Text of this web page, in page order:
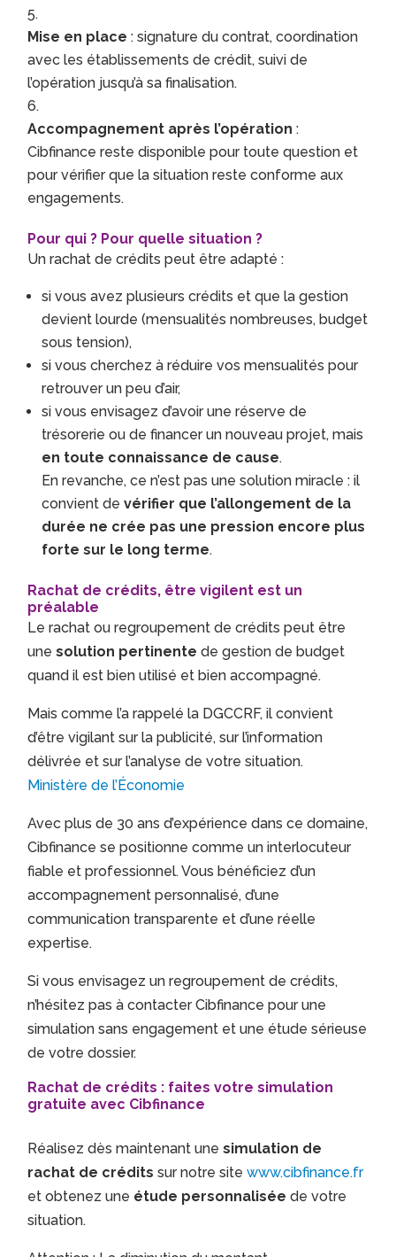
Mise en place : signature du contrat, coordination
avec les établissements de crédit, suivi de
l’opération jusqu’à sa finalisation.
Accompagnement après l’opération :
Cibfinance reste disponible pour toute question et
pour vérifier que la situation reste conforme aux
engagements.
Pour qui ? Pour quelle situation ?
Un rachat de crédits peut être adapté :
si vous avez plusieurs crédits et que la gestion
devient lourde (mensualités nombreuses, budget
sous tension),
si vous cherchez à réduire vos mensualités pour
retrouver un peu d’air,
si vous envisagez d’avoir une réserve de
trésorerie ou de financer un nouveau projet, mais
en toute connaissance de cause.
En revanche, ce n’est pas une solution miracle : il
convient devérifier que l’allongement de la
durée ne crée pas une pression encore plus
forte sur le long terme.
Rachat de crédits, être vigilent est un
préalable
Le rachat ou regroupement de crédits peut être
unesolution pertinente de gestion de budget
quand il est bien utilisé et bien accompagné.
Mais comme l’a rappelé la DGCCRF, il convient
d’être vigilant sur la publicité, sur l’information
délivrée et sur l’analyse de votre situation.
Ministère de l’Économie
Avec plus de 30 ans d’expérience dans ce domaine,
Cibfinance se positionne comme un interlocuteur
fiable et professionnel. Vous bénéficiez d’un
accompagnement personnalisé, d’une
communication transparente et d’une réelle
expertise.
Si vous envisagez un regroupement de crédits,
n’hésitez pas à contacter Cibfinance pour une
simulation sans engagement et une étude sérieuse
de votre dossier.
Rachat de crédits : faites votre simulation
gratuite avec Cibfinance
Réalisez dès maintenant unesimulation de
rachat de crédits sur notre sitewww.cibfinance.fr
et obtenez une étude personnalisée de votre
situation.